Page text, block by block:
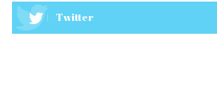
Twitter